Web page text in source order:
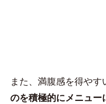
また、満腹感を得やす
のを積極的にメニュー